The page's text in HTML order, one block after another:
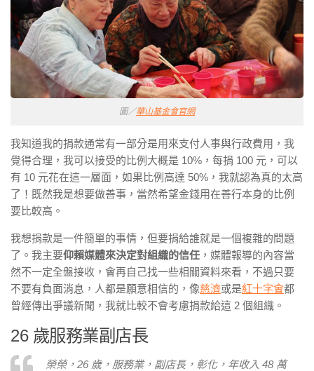
圖／華山基金會官網
我知道我的捐款通常有一部分是用來支付人事與行政費用，我
覺得合理，我可以接受的比例大概是 10%，每捐 100 元，可以
有 10 元花在這一層面，如果比例高達 50%，我就認為真的太高
了！既然我是想要做善事，當然希望金錢用在善行本身的比例
要比較高。
我想捐款是一件簡單的事情，但要捐給誰就是一個複雜的問題
了。我主要仰賴媒體來決定對組織的信任 ，媒體報導的內容當
然不一定全盤接收，會再自己找一些相關資料來看，不過只要
不要有負面消息，人都是願意相信的，像慈濟或是紅十字會都
曾經傳出爭議新聞，我就比較不會考慮捐款給這 2 個組織。
26 歲服務業副店長
榮榮，26 歲，服務業，副店長，彰化，年收入 48 萬